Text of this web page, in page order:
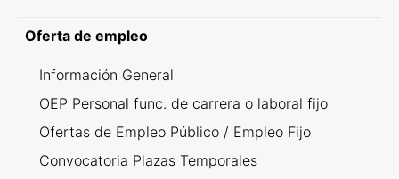
Oferta de empleo
Información General
OEP Personal func. de carrera o laboral fijo
Ofertas de Empleo Público / Empleo Fijo
Convocatoria Plazas Temporales